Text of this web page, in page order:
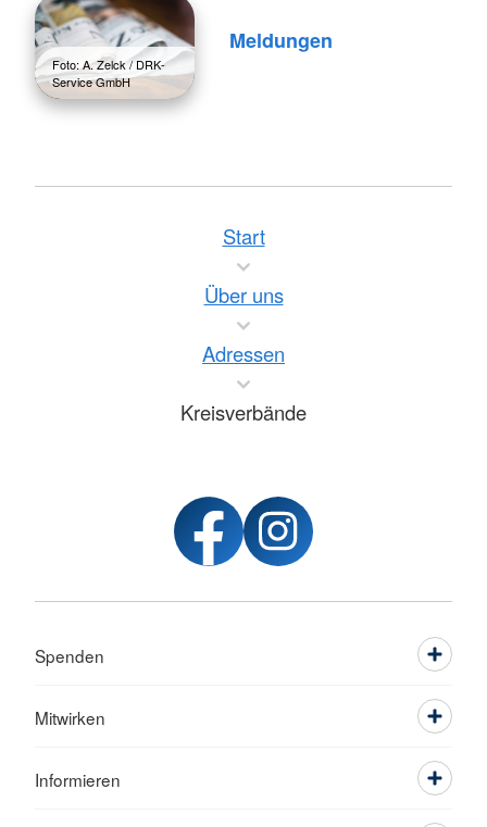
Foto: A. Zelck / DRK-
Service GmbH
Meldungen
Start
Über uns
Adressen
Kreisverbände
Spenden
Mitwirken
Informieren